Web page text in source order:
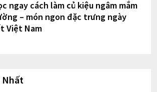
ngay cách làm củ kiệu ngâm mắm
– món ngon đặc trưng ngày
Việt Nam
Nhất